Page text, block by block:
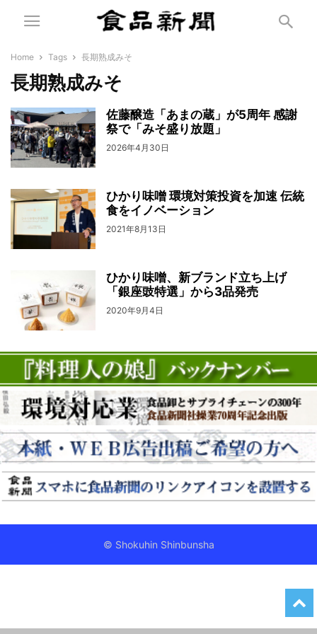
Home Tags 長期熟成みそ
長期熟成みそ
佐藤醸造「あまの蔵」が5周年 感謝
祭で「みそ盛り放題」
2026年4月30日
ひかり味噌 環境対策投資を加速 伝統
食をイノベーション
2021年8月13日
ひかり味噌、新ブランド立ち上げ
「銀座豉特選」から3品発売
2020年9月4日
© Shokuhin Shinbunsha